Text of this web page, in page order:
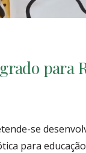
para
se
para